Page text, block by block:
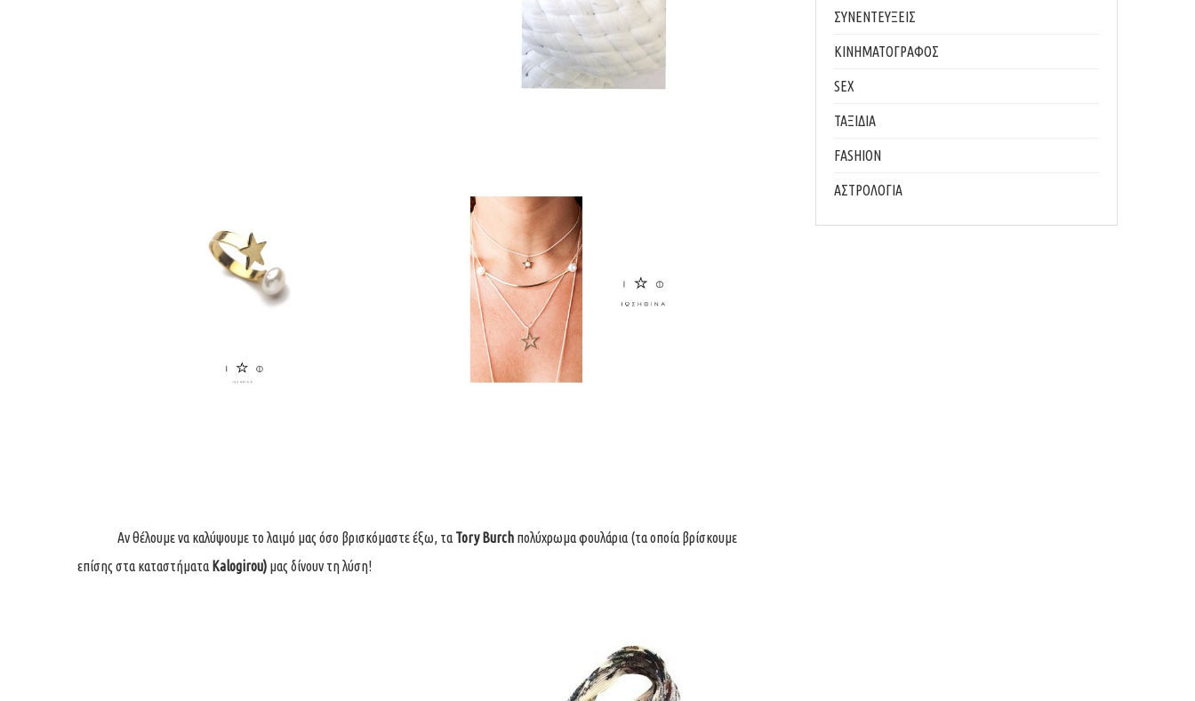
Αν θέλουμε να καλύψουμε το λαιμό μας όσο βρισκόμαστε έξω, τα Tory Burch πολύχρωμα φουλάρια (τα οποία βρίσκουμε
επίσης στα καταστήματα Kalogirou) μας δίνουν τη λύση!
ΣΥΝΕΝΤΕΥΞΕΙΣ
ΚΙΝΗΜΑΤΟΓΡΑΦΟΣ
SEX
ΤΑΞΙΔΙΑ
FASHION
ΑΣΤΡΟΛΟΓΙΑ